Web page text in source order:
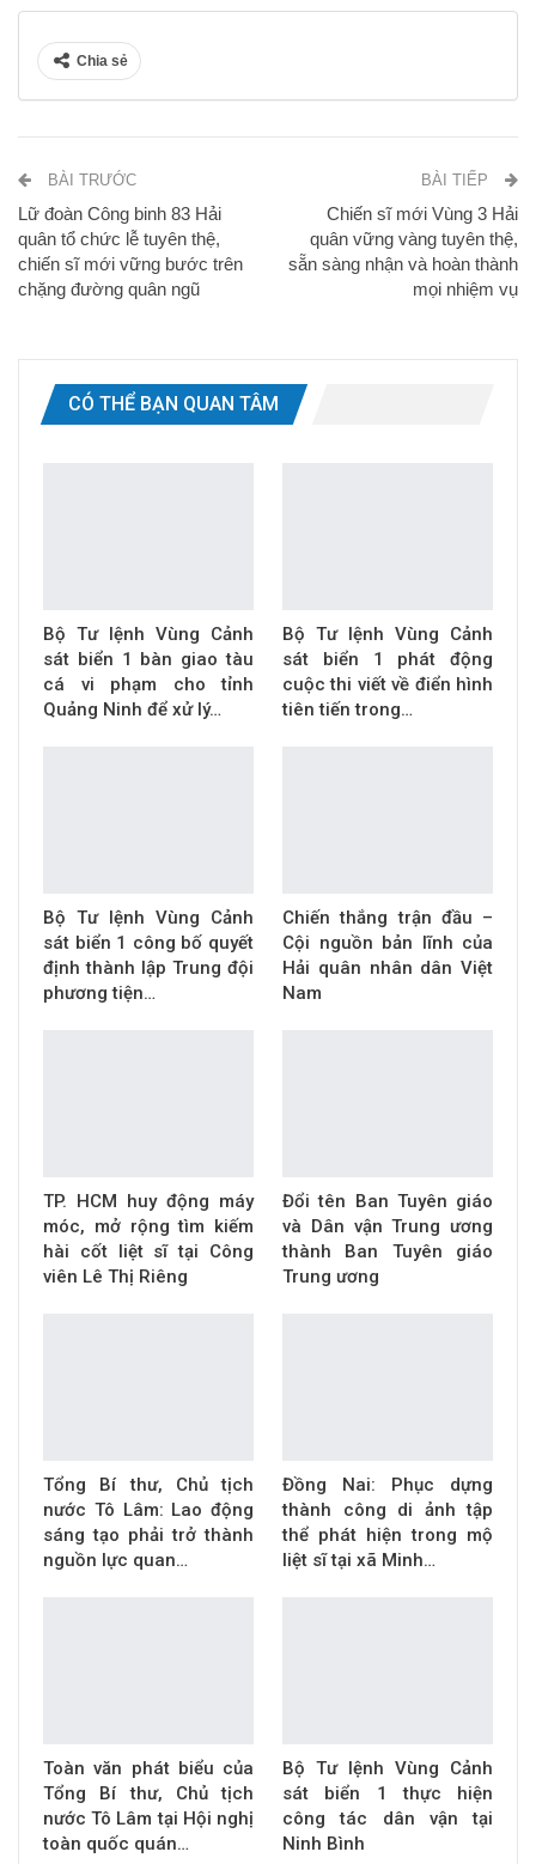
Chia sẻ
BÀI TRƯỚC
Lữ đoàn Công binh 83 Hải
quân tổ chức lễ tuyên thệ,
chiến sĩ mới vững bước trên
chặng đường quân ngũ
BÀI TIẾP
Chiến sĩ mới Vùng 3 Hải
quân vững vàng tuyên thệ,
sẵn sàng nhận và hoàn thành
mọi nhiệm vụ
CÓ THỂ BẠN QUAN TÂM
Bộ Tư lệnh Vùng Cảnh
sát biển 1 bàn giao tàu
cá vi phạm cho tỉnh
Quảng Ninh để xử lý…
Bộ Tư lệnh Vùng Cảnh
sát biển 1 phát động
cuộc thi viết về điển hình
tiên tiến trong…
Bộ Tư lệnh Vùng Cảnh
sát biển 1 công bố quyết
định thành lập Trung đội
phương tiện…
Chiến thắng trận đầu –
Cội nguồn bản lĩnh của
Hải quân nhân dân Việt
Nam
TP. HCM huy động máy
móc, mở rộng tìm kiếm
hài cốt liệt sĩ tại Công
viên Lê Thị Riêng
Đổi tên Ban Tuyên giáo
và Dân vận Trung ương
thành Ban Tuyên giáo
Trung ương
Tổng Bí thư, Chủ tịch
nước Tô Lâm: Lao động
sáng tạo phải trở thành
nguồn lực quan…
Đồng Nai: Phục dựng
thành công di ảnh tập
thể phát hiện trong mộ
liệt sĩ tại xã Minh…
Toàn văn phát biểu của
Tổng Bí thư, Chủ tịch
nước Tô Lâm tại Hội nghị
toàn quốc quán…
Bộ Tư lệnh Vùng Cảnh
sát biển 1 thực hiện
công tác dân vận tại
Ninh Bình